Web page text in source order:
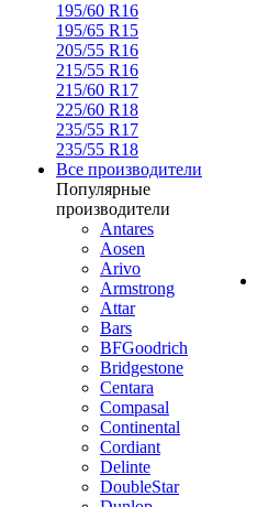
195/60 R16
195/65 R15
205/55 R16
215/55 R16
215/60 R17
225/60 R18
235/55 R17
235/55 R18
Все производители
Популярные
производители
Antares
Aosen
Arivo
Armstrong
Attar
Bars
BFGoodrich
Bridgestone
Centara
Compasal
Continental
Cordiant
Delinte
DoubleStar